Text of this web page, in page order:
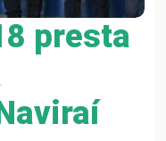
presta